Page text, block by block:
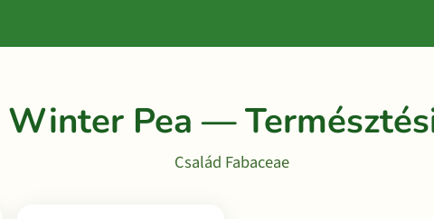
Pea —
Család Fabaceae